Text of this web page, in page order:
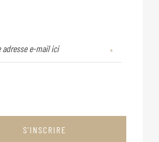
S'INSCRIRE